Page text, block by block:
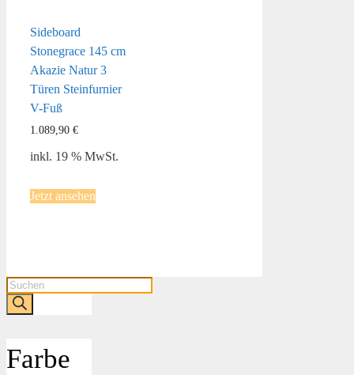
Sideboard
Stonegrace 145 cm
Akazie Natur 3
Türen Steinfurnier
V-Fuß
1.089,90 €
inkl. 19 % MwSt.
Jetzt ansehen
Products
search
Farbe